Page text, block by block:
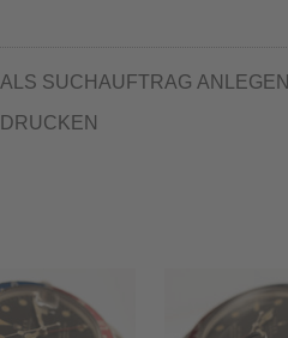
ALS SUCHAUFTRAG ANLEGEN
DRUCKEN